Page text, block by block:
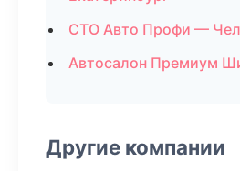
СТО Авто Профи —
Автосалон Премиум
Другие компании